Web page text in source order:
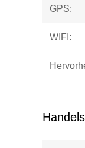
GPS:
WIFI: